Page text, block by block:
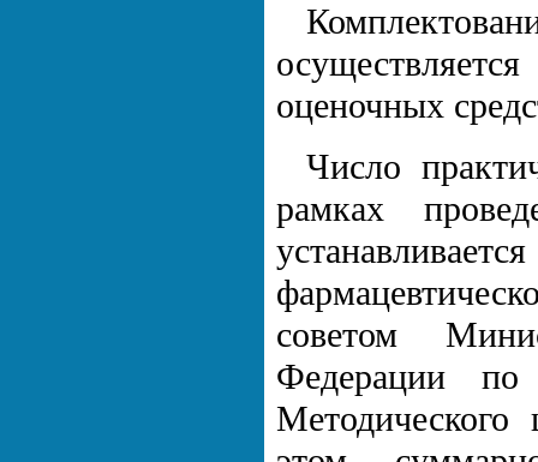
оценочных
Число
рамках
советом
Федерации
Методического